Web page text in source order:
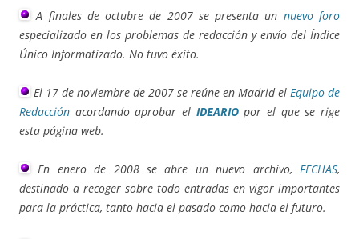
A finales de octubre de 2007 se presenta un nuevo foro
especializado en los problemas de redacción y envío del Índice
Único Informatizado. No tuvo éxito.
El 17 de noviembre de 2007 se reúne en Madrid el Equipo de
Redacción acordando aprobar el IDEARIOpor el que se rige
esta página web.
En enero de 2008 se abre un nuevo archivo, FECHAS,
destinado a recoger sobre todo entradas en vigor importantes
para la práctica, tanto hacia el pasado como hacia el futuro.